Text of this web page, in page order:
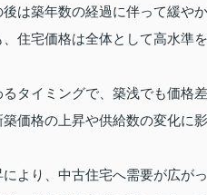
は築年数の経過に伴って緩や
住宅価格は全体として高水準
タイミングで、築浅でも価格
価格の上昇や供給数の変化に
より、中古住宅へ需要が広が